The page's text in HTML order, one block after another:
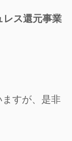
レス還元事業
ますが、是非